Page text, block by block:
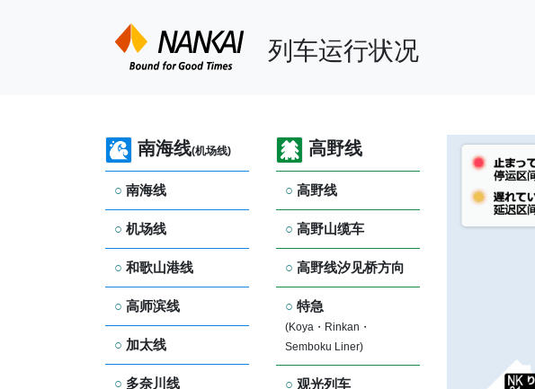
列车运行状况
南海线(机场线)
南海线
机场线
和歌山港线
高师滨线
加太线
多奈川线
高野线
高野线
高野山缆车
高野线汐见桥方向
特急
(Koya・Rinkan・
Semboku Liner)
观光列车